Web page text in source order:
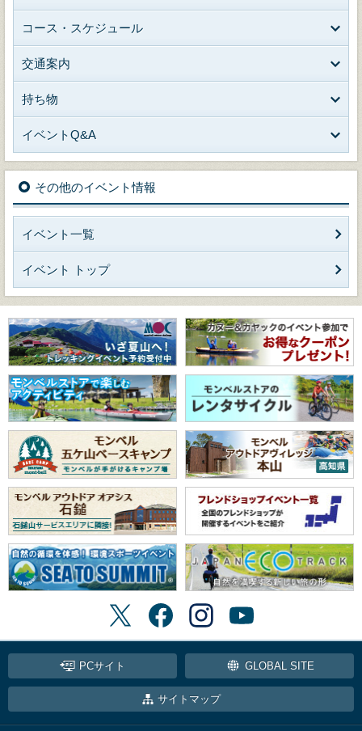
コース・スケジュール
交通案内
持ち物
イベントQ&A
その他のイベント情報
イベント一覧
イベント トップ
PCサイト GLOBAL SITE
サイトマップ